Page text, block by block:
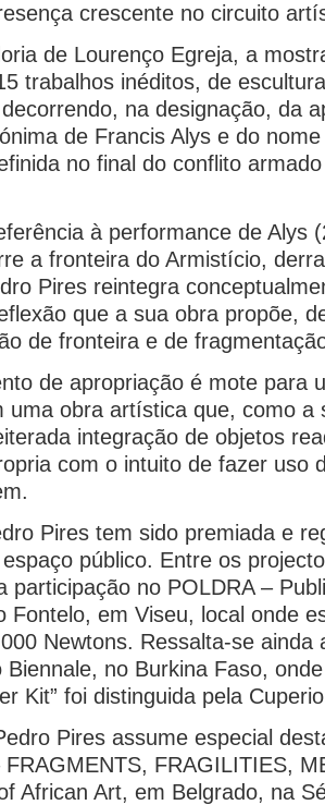
crescente no circuito
de Lourenço Egreja, a
trabalhos inéditos, de
na designação, da
de Francis Alys e do
no final do conflito
à performance de Alys
a fronteira do Armistício,
Pires reintegra
que a sua obra propõe,
de fronteira e de
de apropriação é mote para
uma obra artística que, como a
integração de objetos
com o intuito de fazer uso
Pires tem sido premiada e
público. Entre os
participação no POLDRA –
Fontelo, em Viseu, local onde
Newtons. Ressalta-se ainda
Biennale, no Burkina Faso,
Kit” foi distinguida pela
Pires assume especial
FRAGMENTS, FRAGILITIES,
African Art, em Belgrado, na